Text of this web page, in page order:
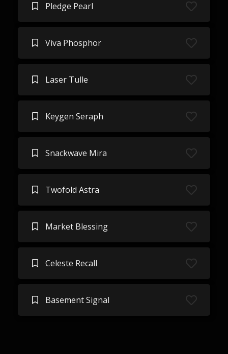
Pledge Pearl
Viva Phosphor
Laser Tulle
Keygen Seraph
Snackwave Mira
Twofold Astra
Market Blessing
Celeste Recall
Basement Signal